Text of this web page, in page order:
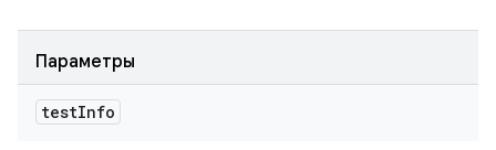
Параметры
testInfo